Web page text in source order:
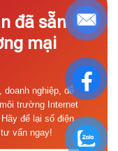
đã sẵn
mại
doanh nghiệp, dễ
trường Internet
để lại số điện
vấn ngay!